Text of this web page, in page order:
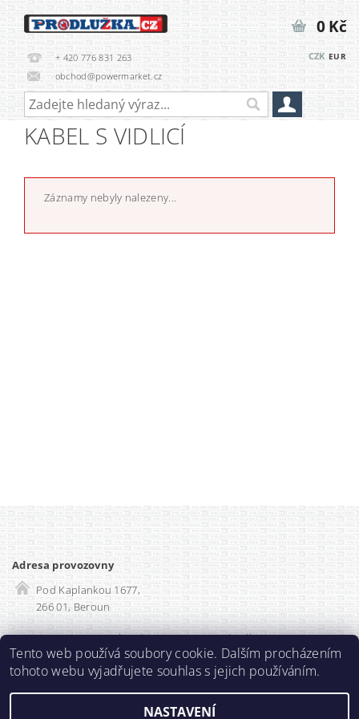
+ 420 776 831 263
obchod@powermarket.cz
CZK EUR
0 Kč
KABEL S VIDLICÍ
Záznamy nebyly nalezeny...
Adresa provozovny
Pod Kaplankou 1677,
266 01, Beroun
Rozvadec-shop.cz | SEO optimalizace
2026 ©Prodlužka.cz, všechna práva vyhrazena
Tento web používá soubory cookie. Dalším procházením
tohoto webu vyjadřujete souhlas s jejich používáním.
NASTAVENÍ